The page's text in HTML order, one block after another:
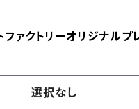
ファクトリーオリジナルプ
選択なし